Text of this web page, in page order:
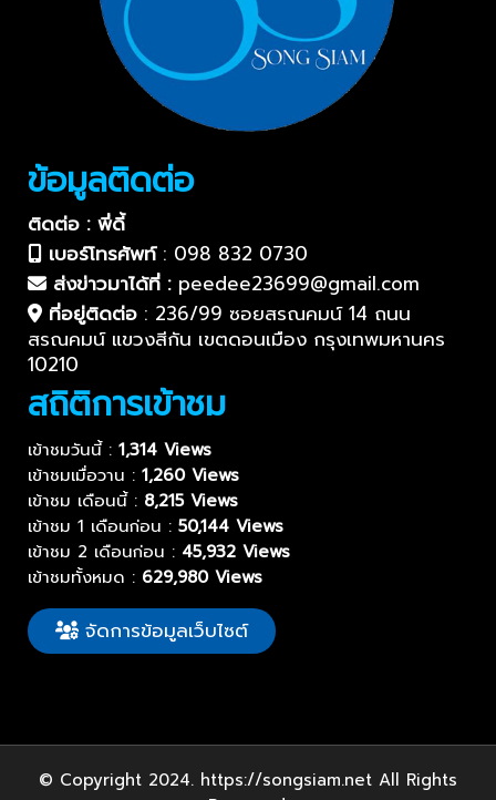
ข้อมูลติดต่อ
ติดต่อ : พี่ดี้
เบอร์โทรศัพท์: 098 832 0730
ส่งข่าวมาได้ที่ : peedee23699@gmail.com
ที่อยู่ติดต่อ : 236/99 ซอยสรณคมน์ 14 ถนน
สรณคมน์ แขวงสีกัน เขตดอนเมือง กรุงเทพมหานคร
10210
สถิติการเข้าชม
เข้าชมวันนี้ : 1,314 Views
เข้าชมเมื่อวาน : 1,260 Views
เข้าชม เดือนนี้ : 8,215 Views
เข้าชม 1 เดือนก่อน : 50,144 Views
เข้าชม 2 เดือนก่อน : 45,932 Views
เข้าชมทั้งหมด : 629,980 Views
จัดการข้อมูลเว็บไซต์
© Copyright 2024. https://songsiam.net All Rights